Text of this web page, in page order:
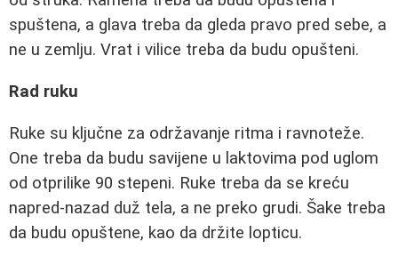
spuštena, a glava treba da gleda pravo pred sebe, a
ne u zemlju. Vrat i vilice treba da budu opušteni.
Rad ruku
Ruke su ključne za održavanje ritma i ravnoteže.
One treba da budu savijene u laktovima pod uglom
od otprilike 90 stepeni. Ruke treba da se kreću
napred-nazad duž tela, a ne preko grudi. Šake treba
da budu opuštene, kao da držite lopticu.